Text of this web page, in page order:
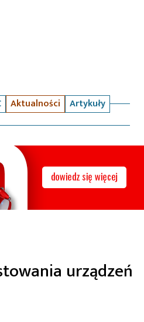
Aktualności
Artykuły
urządzeń